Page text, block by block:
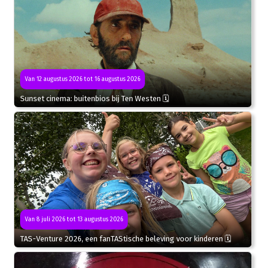
Van 12 augustus 2026 tot 16 augustus 2026
Sunset cinema: buitenbios bij Ten Westen 🗓
Van 8 juli 2026 tot 13 augustus 2026
TAS-Venture 2026, een fanTAStische beleving voor kinderen 🗓